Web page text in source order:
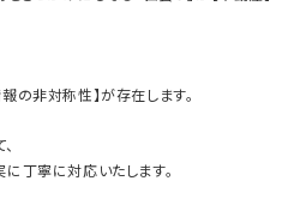
の非対称性】が存在します。
丁寧に対応いたします。